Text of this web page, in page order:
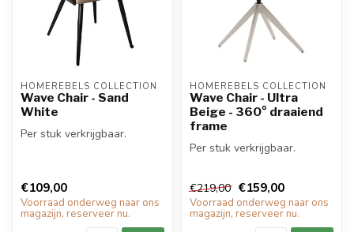
HOMEREBELS COLLECTION
Wave Chair - Sand
White
Per stuk verkrijgbaar.
€109,00
Voorraad onderweg naar ons
magazijn, reserveer nu.
HOMEREBELS COLLECTION
Wave Chair - Ultra
Beige - 360° draaiend
frame
Per stuk verkrijgbaar.
€219,00 €159,00
Voorraad onderweg naar ons
magazijn, reserveer nu.